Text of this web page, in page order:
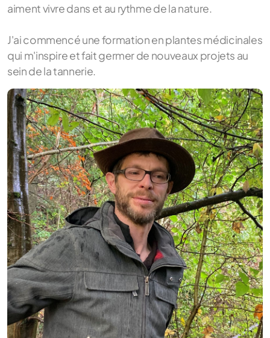
aiment vivre dans et au rythme de la nature.
J'ai commencé une formation en plantes médicinales
qui m'inspire et fait germer de nouveaux projets au
sein de la tannerie.